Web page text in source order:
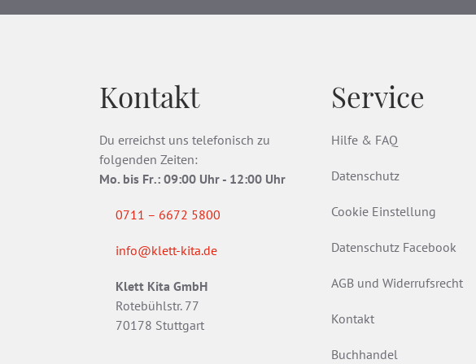
Kontakt
Du erreichst uns telefonisch zu
folgenden Zeiten:
Mo. bis Fr.: 09:00 Uhr - 12:00 Uhr
0711 – 6672 5800
info@klett-kita.de
Klett Kita GmbH
Rotebühlstr. 77
70178 Stuttgart
Service
Hilfe & FAQ
Datenschutz
Cookie Einstellung
Datenschutz Facebook
AGB und Widerrufsrecht
Kontakt
Buchhandel